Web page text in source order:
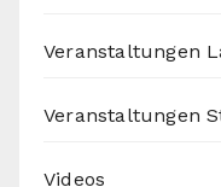
Veranstaltungen
Veranstaltungen
Videos